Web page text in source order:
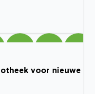
voor nieuwe